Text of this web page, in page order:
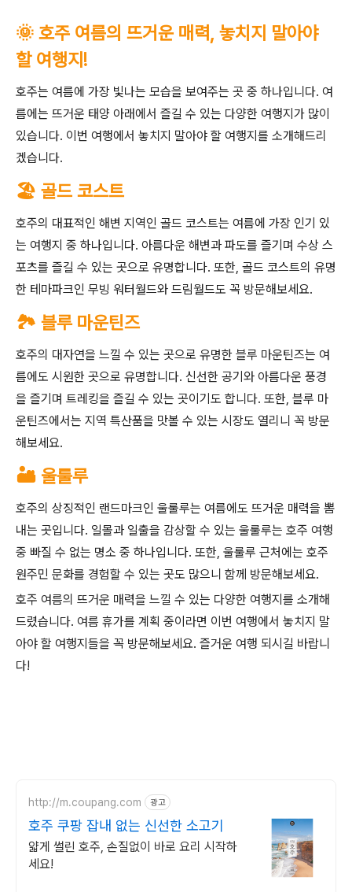
🌞 호주 여름의 뜨거운 매력, 놓치지 말아야
할 여행지!
호주는 여름에 가장 빛나는 모습을 보여주는 곳 중 하나입니다. 여
름에는 뜨거운 태양 아래에서 즐길 수 있는 다양한 여행지가 많이
있습니다. 이번 여행에서 놓치지 말아야 할 여행지를 소개해드리
겠습니다.
🏖️ 골드 코스트
호주의 대표적인 해변 지역인 골드 코스트는 여름에 가장 인기 있
는 여행지 중 하나입니다. 아름다운 해변과 파도를 즐기며 수상 스
포츠를 즐길 수 있는 곳으로 유명합니다. 또한, 골드 코스트의 유명
한 테마파크인 무빙 워터월드와 드림월드도 꼭 방문해보세요.
🏞️ 블루 마운틴즈
호주의 대자연을 느낄 수 있는 곳으로 유명한 블루 마운틴즈는 여
름에도 시원한 곳으로 유명합니다. 신선한 공기와 아름다운 풍경
을 즐기며 트레킹을 즐길 수 있는 곳이기도 합니다. 또한, 블루 마
운틴즈에서는 지역 특산품을 맛볼 수 있는 시장도 열리니 꼭 방문
해보세요.
🏜️ 울룰루
호주의 상징적인 랜드마크인 울룰루는 여름에도 뜨거운 매력을 뽐
내는 곳입니다. 일몰과 일출을 감상할 수 있는 울룰루는 호주 여행
중 빠질 수 없는 명소 중 하나입니다. 또한, 울룰루 근처에는 호주
원주민 문화를 경험할 수 있는 곳도 많으니 함께 방문해보세요.
호주 여름의 뜨거운 매력을 느낄 수 있는 다양한 여행지를 소개해
드렸습니다. 여름 휴가를 계획 중이라면 이번 여행에서 놓치지 말
아야 할 여행지들을 꼭 방문해보세요. 즐거운 여행 되시길 바랍니
다!
http://m.coupang.com 광고
호주 쿠팡 잡내 없는 신선한 소고기
얇게 썰린 호주, 손질없이 바로 요리 시작하
세요!